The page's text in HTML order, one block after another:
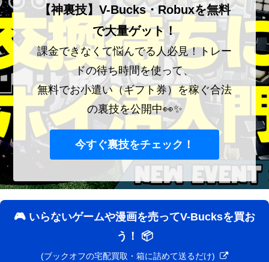
【神裏技】V-Bucks・Robuxを無料
で大量ゲット！
課金できなくて悩んでる人必見！トレー
ドの待ち時間を使って、
無料でお小遣い（ギフト券）を稼ぐ合法
の裏技を公開中👀✨
今すぐ裏技をチェック！
🎮 いらないゲームや漫画を売ってV-Bucksを買お
う！ 📦
(ブックオフの宅配買取・箱に詰めて送るだけ)